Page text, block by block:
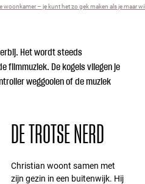
woonkamer – je kunt het zo gek maken als je maar
Het wordt steeds
filmmuziek. De kogels vliegen je
weggooien of de muziek
DE TROTSE NERD
Christian woont samen met
zijn gezin in een buitenwijk. Hij